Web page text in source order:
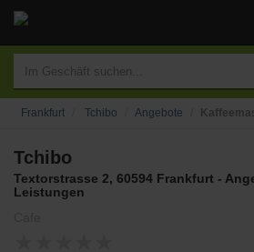
Frankfurt Tchibo Angebote
Tchibo
Textorstrasse 2, 60594 Frankfurt -
Leistungen